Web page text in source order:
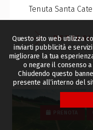
Questo sito web utilizza
inviarti pubblicità e
migliorare la tua
o negare il consenso
Chiudendo questo
presente all’interno del
Tenuta Santa
PRENOTA